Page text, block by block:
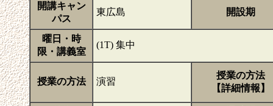
開講キャン
パス
東広島 開設期
曜日・時
限・講義室
(1T) 集中
授業の方法 演習
授業の方法
【詳細情報】